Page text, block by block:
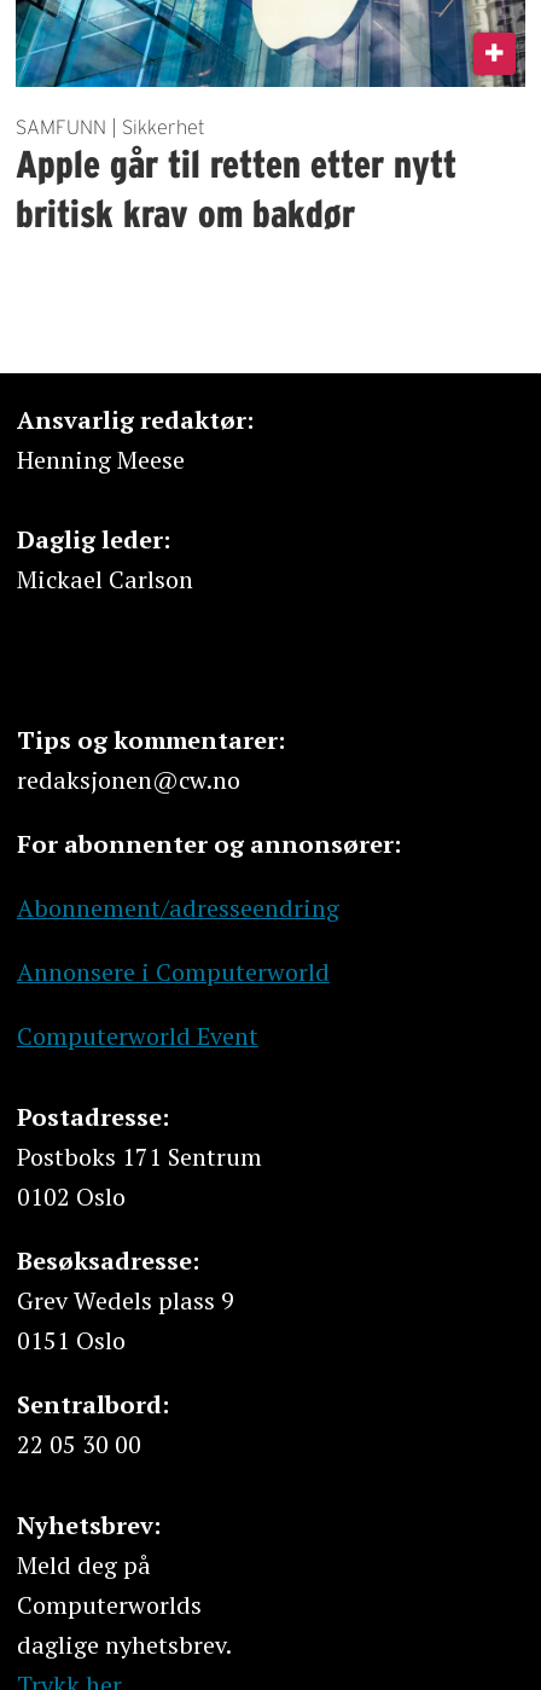
SAMFUNN | Sikkerhet
Apple går til retten etter nytt
britisk krav om bakdør
Ansvarlig redaktør:
Henning Meese
Daglig leder:
Mickael Carlson
Tips og kommentarer:
redaksjonen@cw.no
For abonnenter og annonsører:
Abonnement/adresseendring
Annonsere i Computerworld
Computerworld Event
Postadresse:
Postboks 171 Sentrum
0102 Oslo
Besøksadresse:
Grev Wedels plass 9
0151 Oslo
Sentralbord:
22 05 30 00
Nyhetsbrev:
Meld deg på
Computerworlds
daglige nyhetsbrev.